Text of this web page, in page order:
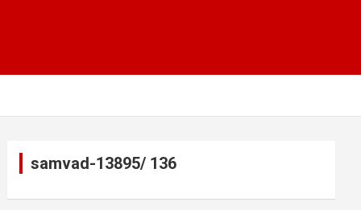
samvad-13895/ 136